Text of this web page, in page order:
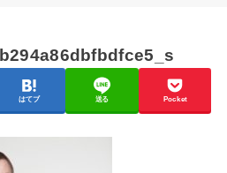
はてブ 送る Pocket